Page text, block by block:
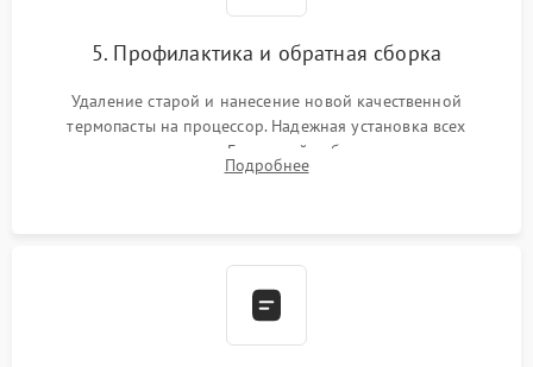
5. Профилактика и обратная сборка
Удаление старой и нанесение новой качественной
термопасты на процессор. Надежная установка всех
комплектующих в слоты. Грамотный кабель-менеджмент для
обеспечения правильной циркуляции воздуха внутри
Подробнее